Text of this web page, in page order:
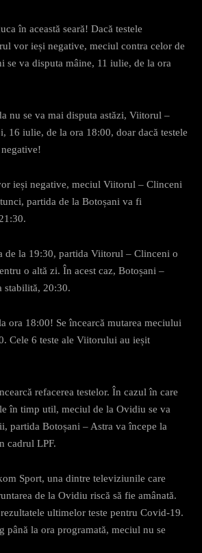
în această seară! Dacă testele
vor ieși negative, meciul contra celor de
se va disputa mâine, 11 iulie, de la ora
nu se va mai disputa astăzi, Viitorul –
16 iulie, de la ora 18:00, doar dacă testele
ieși negative, meciul Viitorul – Clinceni
partida de la Botoșani va fi
de la 19:30, partida Viitorul – Clinceni o
o altă zi. În acest caz, Botoșani –
stabilită, 20:30.
ora 18:00! Se încearcă mutarea meciului
Cele 6 teste ale Viitorului au ieșit
refacerea testelor. În cazul în care
în timp util, meciul de la Ovidiu se va
partida Botoșani – Astra va începe la
cadrul LPF.
Sport, una dintre televiziunile care
de la Ovidiu riscă să fie amânată.
ultimelor teste pentru Covid-19.
până la ora programată, meciul nu se